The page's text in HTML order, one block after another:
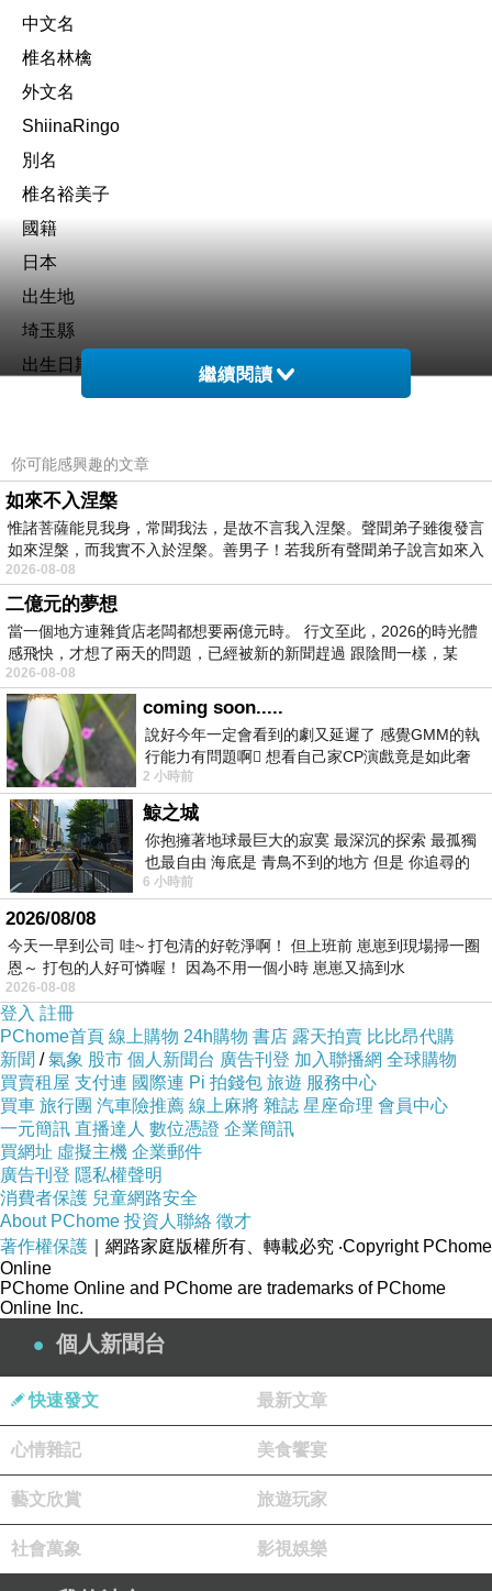
中文名
椎名林檎
外文名
ShiinaRingo
別名
椎名裕美子
國籍
日本
出生地
埼玉縣
出生日期
11月25日
星座
射手座
血型
O型
個人檔案
身高：165CM
職業:新宿系黑貓堂自作自演屋(作詞、作曲、編曲、演奏)
特技:幫人理髮、打鼓、花笠音頭、鋼琴、古典芭蕾
繼續閱讀
你可能感興趣的文章
如來不入涅槃
惟諸菩薩能見我身，常聞我法，是故不言我入涅槃。聲聞弟子雖復發言
如來涅槃，而我實不入於涅槃。善男子！若我所有聲聞弟子說言如來入
2026-08-08
二億元的夢想
當一個地方連雜貨店老闆都想要兩億元時。 行文至此，2026的時光體
感飛快，才想了兩天的問題，已經被新的新聞趕過 跟陰間一樣，某
2026-08-08
coming soon.....
說好今年一定會看到的劇又延遲了 感覺GMM的執
行能力有問題啊🫩 想看自己家CP演戲竟是如此奢
侈的事 GMM你說看看啊😑 先把劇放
2 小時前
鯨之城
你抱擁著地球最巨大的寂寞 最深沉的探索 最孤獨
也最自由 海底是 青鳥不到的地方 但是 你追尋的
幸福 可以比珍珠更
6 小時前
2026/08/08
今天一早到公司 哇~ 打包清的好乾淨啊！ 但上班前 崽崽到現場掃一圈
恩～ 打包的人好可憐喔！ 因為不用一個小時 崽崽又搞到水
2026-08-08
登入 註冊
PChome首頁 線上購物 24h購物 書店 露天拍賣 比比昂代購
新聞 /氣象 股市 個人新聞台 廣告刊登 加入聯播網 全球購物
買賣租屋 支付連 國際連 Pi 拍錢包 旅遊 服務中心
買車 旅行團 汽車險推薦 線上麻將 雜誌 星座命理 會員中心
一元簡訊 直播達人 數位憑證 企業簡訊
買網址 虛擬主機 企業郵件
廣告刊登 隱私權聲明
消費者保護 兒童網路安全
About PChome 投資人聯絡 徵才
著作權保護 ｜網路家庭版權所有、轉載必究 ‧Copyright PChome
Online
PChome Online and PChome are trademarks of PChome
Online Inc.
個人新聞台
快速發文 最新文章
心情雜記 美食饗宴
藝文欣賞 旅遊玩家
社會萬象 影視娛樂